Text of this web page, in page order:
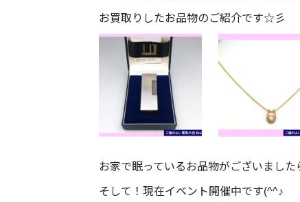
お買取りしたお品物のご紹介です☆彡
お家で眠っているお品物がございました
そして！現在イベント開催中です(^^♪